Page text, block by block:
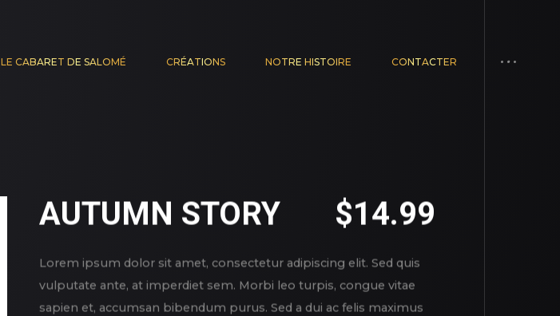
LE CABARET DE SALOMÉ CRÉATIONS NOTRE HISTOIRE CONTACTER
AUTUMN STORY $14.99
Lorem ipsum dolor sit amet, consectetur adipiscing elit. Sed quis
vulputate ante, at imperdiet sem. Morbi leo turpis, congue vitae
sapien et, accumsan bibendum purus. Sed a dui ac felis maximus